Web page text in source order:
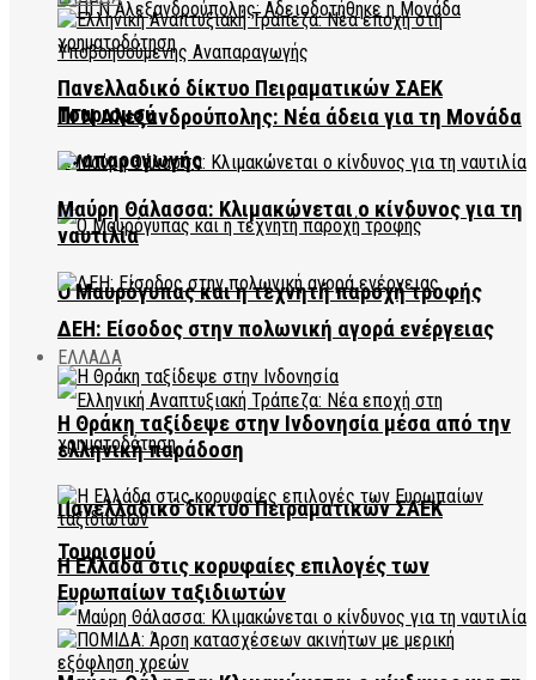
ΠΓΝ Αλεξανδρούπολης: Νέα άδεια για τη Μονάδα
Αναπαραγωγής
Ο Μαυρόγυπας και η τεχνητή παροχή τροφής
ΕΛΛΑΔΑ
Πανελλαδικό δίκτυο Πειραματικών ΣΑΕΚ
Τουρισμού
Πανελλαδικό δίκτυο Πειραματικών ΣΑΕΚ
Τουρισμού
Μαύρη Θάλασσα: Κλιμακώνεται ο κίνδυνος για τη
ναυτιλία
ΔΕΗ: Είσοδος στην πολωνική αγορά ενέργειας
Η Θράκη ταξίδεψε στην Ινδονησία μέσα από την
ελληνική παράδοση
Η Ελλάδα στις κορυφαίες επιλογές των
Ευρωπαίων ταξιδιωτών